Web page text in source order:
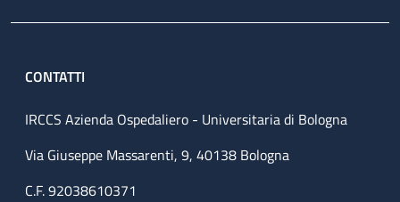
CONTATTI
IRCCS Azienda Ospedaliero - Universitaria di Bologna
Via Giuseppe Massarenti, 9, 40138 Bologna
C.F. 92038610371